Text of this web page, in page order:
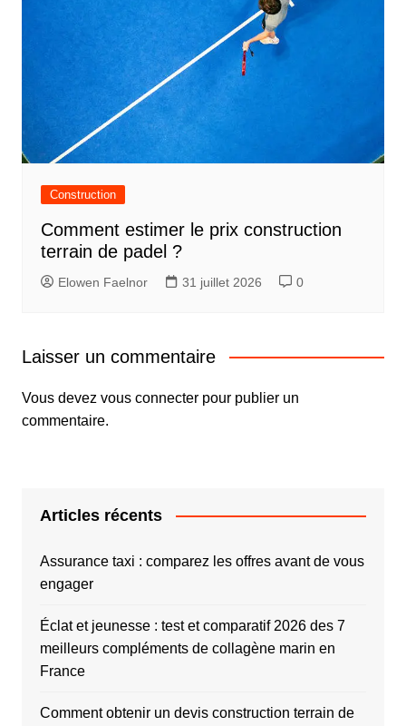
Construction
Comment estimer le prix construction
terrain de padel ?
Elowen Faelnor 31 juillet 2026 0
Laisser un commentaire
Vous devez vous connecterpour publier un
commentaire.
Articles récents
Assurance taxi : comparez les offres avant de vous
engager
Éclat et jeunesse : test et comparatif 2026 des 7
meilleurs compléments de collagène marin en
France
Comment obtenir un devis construction terrain de